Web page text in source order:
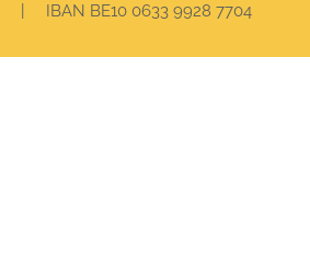
| IBAN BE10 0633 9928 7704